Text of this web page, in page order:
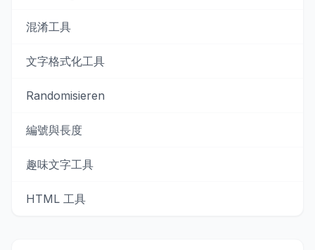
混淆工具
文字格式化工具
Randomisieren
編號與長度
趣味文字工具
HTML 工具